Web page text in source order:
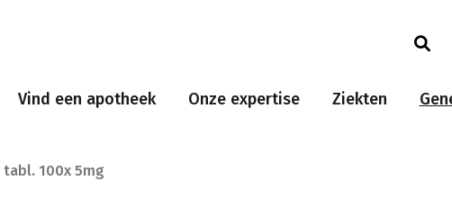
Vind een apotheek Onze expertise Ziekten
100x 5mg